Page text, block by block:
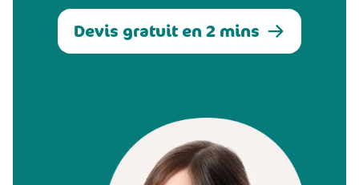
Devis gratuit en 2 mins